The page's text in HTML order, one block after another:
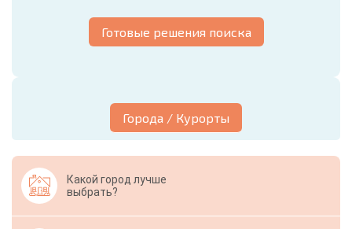
Готовые решения поиска
Города / Курорты
Какой город лучше
выбрать?